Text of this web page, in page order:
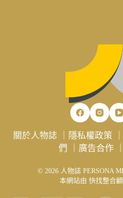
關於人物誌 隱私權政策
們
廣告合作｜
© 2026 人物誌 PERSONA
本網站由 快找整合